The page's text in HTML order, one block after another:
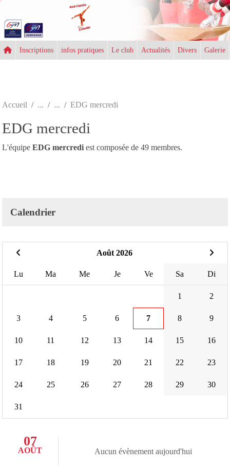
Inscriptions infos pratiques Le club Actualités Divers Galerie
Accueil EDG mercredi
EDG mercredi
L'équipe EDG mercredi est composée de 49 membres.
Calendrier
Août 2026
Lu Ma Me Je Ve Sa Di
1 2
3 4 5 6 7 8 9
10 11 12 13 14 15 16
17 18 19 20 21 22 23
24 25 26 27 28 29 30
31
07
AOÛT Aucun évènement aujourd'hui
Panneau de gestion des cookies